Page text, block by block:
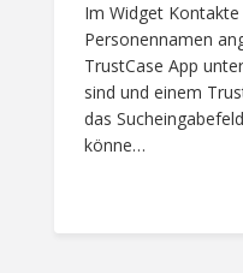
Im Widget
Personennamen
TrustCase App
sind und einem
das
könne…